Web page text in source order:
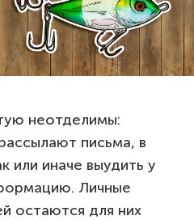
неотделимы:
письма, в
или иначе выудить у
Личные
остаются для них